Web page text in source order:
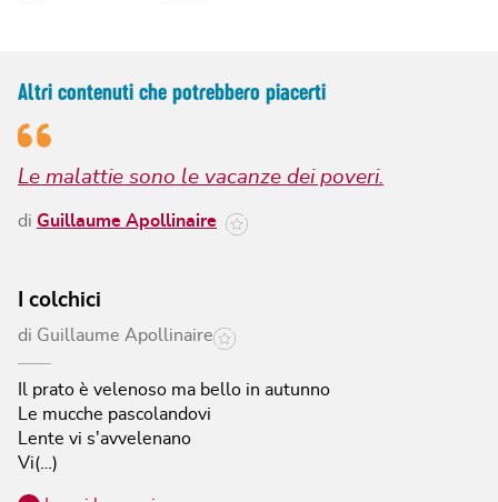
Altri contenuti che potrebbero piacerti
Le malattie sono le vacanze dei poveri.
di Guillaume Apollinaire
I colchici
di Guillaume Apollinaire
Il prato è velenoso ma bello in autunno
Le mucche pascolandovi
Lente vi s'avvelenano
Vi(…)